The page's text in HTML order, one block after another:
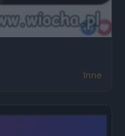
Inne